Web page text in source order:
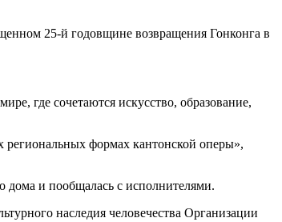
25-й годовщине возвращения Гонконга в
где сочетаются искусство, образование,
региональных формах кантонской оперы»,
дома и пообщалась с исполнителями.
наследия человечества Организации